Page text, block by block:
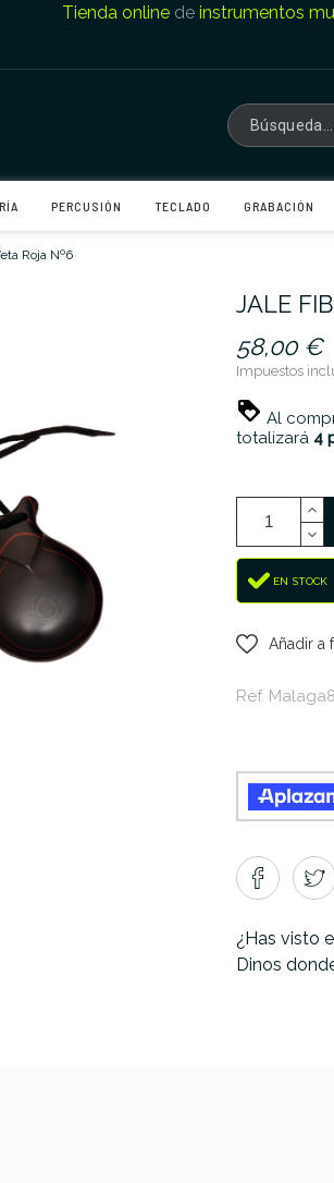
Tienda onlinede instrumentos
PERCUSIÓN TECLADO GRABACIÓN
Roja Nº6
JALE
58,00 €
Impuestos
Al
totalizará 4
EN STOCK
Añadir a
Ref.
¿Has visto
Dinos